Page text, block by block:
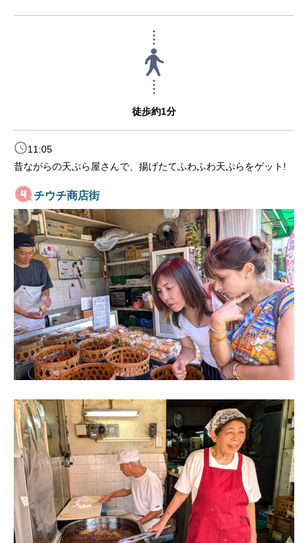
徒歩約1分
11:05
昔ながらの天ぷら屋さんで、揚げたてふわふわ天ぷらをゲット!
チウチ商店街